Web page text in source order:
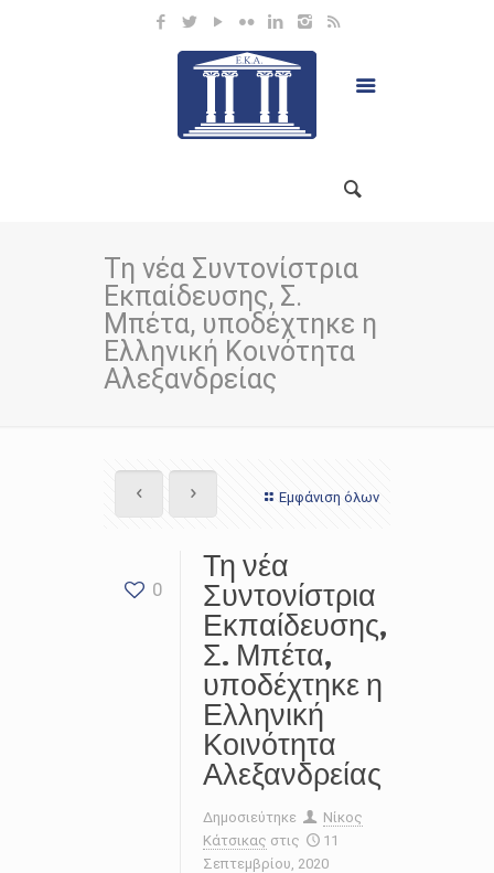
Τη νέα Συντονίστρια
Εκπαίδευσης, Σ.
Μπέτα, υποδέχτηκε η
Ελληνική Κοινότητα
Αλεξανδρείας
Εμφάνιση όλων
0
Τη νέα
Συντονίστρια
Εκπαίδευσης,
Σ. Μπέτα,
υποδέχτηκε η
Ελληνική
Κοινότητα
Αλεξανδρείας
Δημοσιεύτηκε
Νίκος
Κάτσικας στις
11
Σεπτεμβρίου, 2020